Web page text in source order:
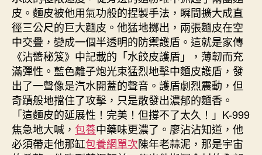
皮。麵皮被他用氣功般的捏製手法，瞬間擴大成直
徑三公尺的巨大麵皮。他猛地擲出，兩張麵皮在空
中交疊，變成一個半透明的防禦護盾。這就是家傳
《沾醬秘笈》中記載的「水餃皮護盾」，薄韌而充
滿彈性。藍色離子炮光束猛烈地擊中麵皮護盾，發
出了一聲像是汽水開蓋的聲音。護盾劇烈震動，但
奇蹟般地擋住了攻擊，只是散發出濃郁的麵香。
「這麵皮的延展性！完美！但撐不了太久！」K-999
焦急地大喊， 包養中藥味更濃了。廖沾沾知道，他
必須帶走他那缸包養網單次陳年老蒜泥，那是宇宙